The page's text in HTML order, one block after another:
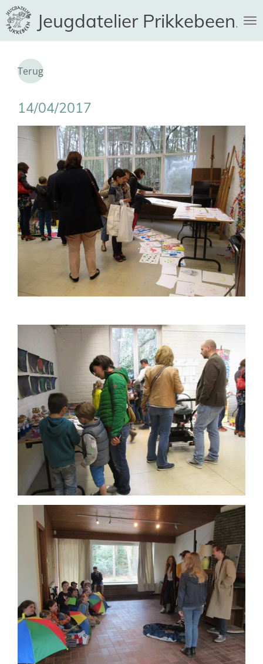
Ga
direct
naar
hoofdinhoud
Jeugdatelier Prikkebeen
Terug
14/04/2017